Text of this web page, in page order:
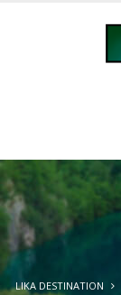
LIKA DESTINATION